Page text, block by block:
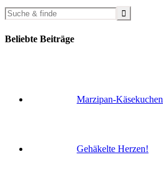
Beliebte Beiträge
Marzipan-Käsekuchen
Gehäkelte Herzen!